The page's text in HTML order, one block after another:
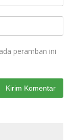
peramban ini